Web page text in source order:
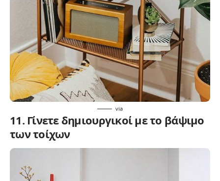
via
11. Γίνετε δημιουργικοί με το βάψιμο
των τοίχων